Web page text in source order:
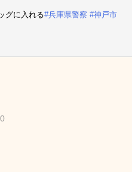
グに入れる#兵庫県警察 #神戸市